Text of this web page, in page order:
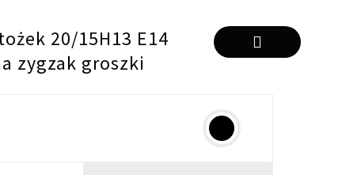
20/15H13 E14
zygzak groszki